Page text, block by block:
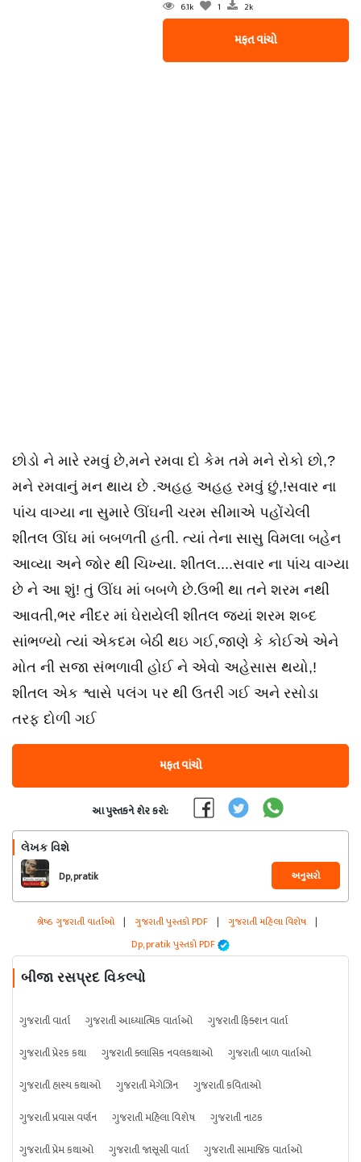
6.1k 1 2k
મફત વાંચો
છોડો ને મારે રમવું છે,મને રમવા દો કેમ તમે મને રોકો છો,?
મને રમવાનું મન થાય છે .અહહ અહહ રમવું છું,!સવાર ના
પાંચ વાગ્યા ના સુમારે ઊંઘની ચરમ સીમાએ પહોંચેલી
શીતલ ઊંઘ માં બબળતી હતી. ત્યાં તેના સાસુ વિમલા બહેન
આવ્યા અને જોર થી ચિખ્યા. શીતલ....સવાર ના પાંચ વાગ્યા
છે ને આ શું! તું ઊંઘ માં બબળે છે.ઉભી થા તને શરમ નથી
આવતી,ભર નીંદર માં ઘેરાયેલી શીતલ જ્યાં શરમ શબ્દ
સાંભળ્યો ત્યાં એકદમ બેઠી થઇ ગઈ,જાણે કે કોઈએ એને
મોત ની સજા સંભળાવી હોઈ ને એવો અહેસાસ થયો,!
શીતલ એક શ્વાસે પલંગ પર થી ઉતરી ગઈ અને રસોડા
તરફ દોળી ગઈ
મફત વાંચો
આ પુસ્તકને શેર કરો:
લેખક વિશે
Dp, pratik અનુસરો
શ્રેષ્ઠ ગુજરાતી વાર્તાઓ | ગુજરાતી પુસ્તકો PDF | ગુજરાતી મહિલા વિશેષ |
Dp, pratik પુસ્તકો PDF
બીજા રસપ્રદ વિકલ્પો
ગુજરાતી વાર્તા ગુજરાતી આધ્યાત્મિક વાર્તાઓ
ગુજરાતી ફિક્શન વાર્તા
ગુજરાતી પ્રેરક કથા
ગુજરાતી ક્લાસિક નવલકથાઓ
ગુજરાતી બાળ વાર્તાઓ
ગુજરાતી હાસ્ય કથાઓ
ગુજરાતી મેગેઝિન
ગુજરાતી કવિતાઓ
ગુજરાતી પ્રવાસ વર્ણન
ગુજરાતી મહિલા વિશેષ
ગુજરાતી નાટક
ગુજરાતી પ્રેમ કથાઓ
ગુજરાતી જાસૂસી વાર્તા ગુજરાતી સામાજિક વાર્તાઓ